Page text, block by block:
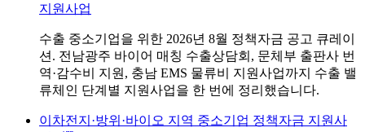
지원사업
수출 중소기업을 위한 2026년 8월 정책자금 공고 큐레이
션. 전남광주 바이어 매칭 수출상담회, 문체부 출판사 번
역·감수비 지원, 충남 EMS 물류비 지원사업까지 수출 밸
류체인 단계별 지원사업을 한 번에 정리했습니다.
이차전지·방위·바이오 지역 중소기업 정책자금 지원사